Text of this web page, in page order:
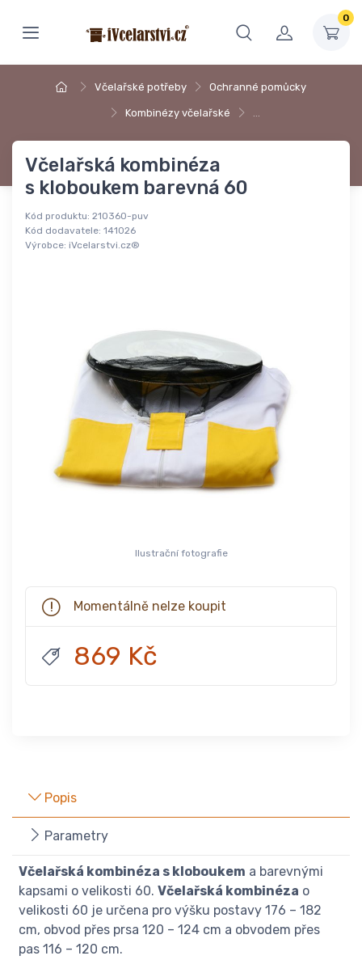
0
Včelařské potřeby Ochranné pomůcky
Kombinézy včelařské …
Včelařská kombinéza
s kloboukem barevná 60
Kód produktu: 210360-puv
Kód dodavatele: 141026
Výrobce: iVcelarstvi.cz®
Ilustrační fotografie
Momentálně nelze koupit
869 Kč
Popis
Parametry
Včelařská kombinéza s kloboukem a barevnými
kapsami o velikosti 60. Včelařská kombinéza o
velikosti 60 je určena pro výšku postavy 176 – 182
cm, obvod přes prsa 120 – 124 cm a obvodem přes
pas 116 – 120 cm.